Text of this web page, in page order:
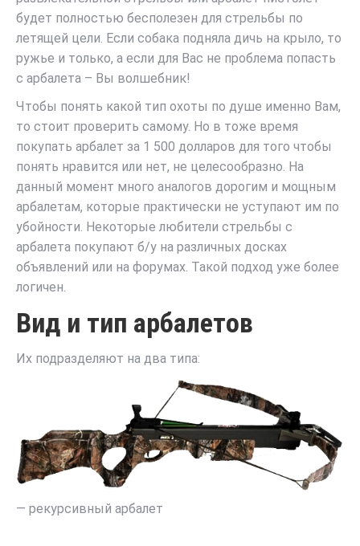
будет полностью бесполезен для стрельбы по
летящей цели. Если собака подняла дичь на крыло, то
ружье и только, а если для Вас не проблема попасть
с арбалета – Вы волшебник!
Чтобы понять какой тип охоты по душе именно Вам,
то стоит проверить самому. Но в тоже время
покупать арбалет за 1 500 долларов для того чтобы
понять нравится или нет, не целесообразно. На
данный момент много аналогов дорогим и мощным
арбалетам, которые практически не уступают им по
убойности. Некоторые любители стрельбы с
арбалета покупают б/у на различных досках
объявлений или на форумах. Такой подход уже более
логичен.
Вид и тип арбалетов
Их подразделяют на два типа:
— рекурсивный арбалет